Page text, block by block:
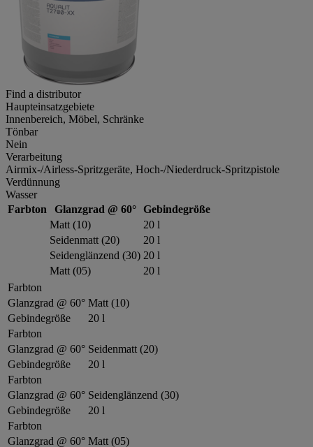
Find a distributor
Haupteinsatzgebiete
Innenbereich, Möbel, Schränke
Tönbar
Nein
Verarbeitung
Airmix-/Airless-Spritzgeräte, Hoch-/Niederdruck-Spritzpistole
Verdünnung
Wasser
Farbton
Glanzgrad @ 60°
Gebindegröße
Matt (10)
20 l
Seidenmatt (20)
20 l
Seidenglänzend (30) 20 l
Matt (05)
20 l
Farbton
Glanzgrad @ 60° Matt (10)
Gebindegröße
20 l
Farbton
Glanzgrad @ 60° Seidenmatt (20)
Gebindegröße
20 l
Farbton
Glanzgrad @ 60° Seidenglänzend (30)
Gebindegröße
20 l
Farbton
Glanzgrad @ 60° Matt (05)